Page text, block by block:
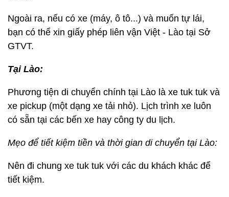
Ngoài ra, nếu có xe (máy, ô tô...) và muốn tự lái,
bạn có thể xin giấy phép liên vận Việt - Lào tại Sở
GTVT.
Tại Lào:
Phương tiện di chuyển chính tại Lào là xe tuk tuk và
xe pickup (một dạng xe tải nhỏ). Lịch trình xe luôn
có sẵn tại các bến xe hay công ty du lịch.
Mẹo để tiết kiệm tiền và thời gian di chuyển tại Lào:
Nên đi chung xe tuk tuk với các du khách khác để
tiết kiệm.